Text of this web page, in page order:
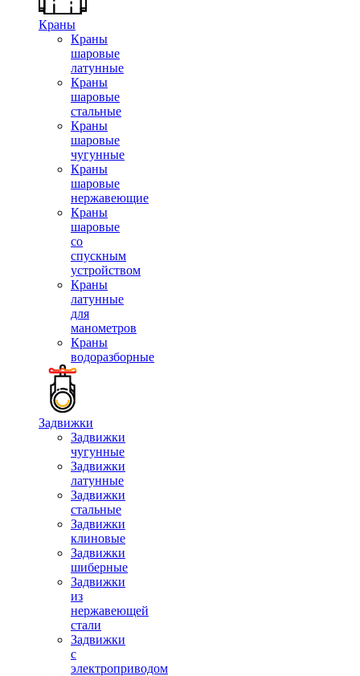
Краны
Краны
шаровые
латунные
Краны
шаровые
стальные
Краны
шаровые
чугунные
Краны
шаровые
нержавеющие
Краны
шаровые
со
спускным
устройством
Краны
латунные
для
манометров
Краны
водоразборные
Задвижки
Задвижки
чугунные
Задвижки
латунные
Задвижки
стальные
Задвижки
клиновые
Задвижки
шиберные
Задвижки
из
нержавеющей
стали
Задвижки
с
электроприводом